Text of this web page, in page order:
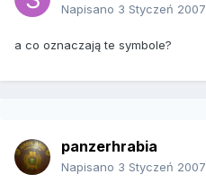
Napisano 3 Styczeń 2007
a co oznaczają te symbole?
panzerhrabia
Napisano 3 Styczeń 2007